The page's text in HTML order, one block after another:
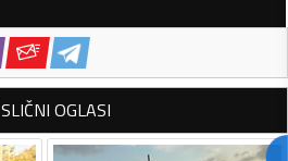
SLIČNI OGLASI